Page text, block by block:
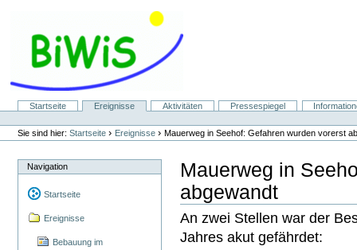
Navigation
SektionenStartseite Ereignisse Aktivitäten Pressespiegel
Benutzerspezifische
Werkzeuge
Sie sind hier: Startseite › Ereignisse ›Mauerweg in Seehof: Gefahren wurden vorerst
Navigation
Startseite
Ereignisse
Bebauung im
Mauerweg in
abgewandt
An zwei Stellen war der
Jahres akut gefährdet: